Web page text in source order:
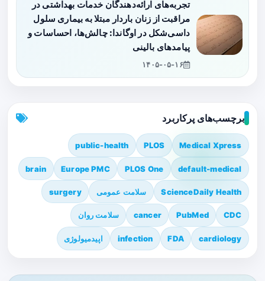
تجربه‌های ارائه‌دهندگان خدمات بهداشتی در
مراقبت از زنان باردار مبتلا به بیماری سلول
داسی‌شکل در اوگاندا: چالش‌ها، احساسات و
پیامدهای بالینی
۱۴۰۵-۰۵-۱۶
برچسب‌های پرکاربرد
Medical Xpress
PLOS
public-health
default-medical
PLOS One
Europe PMC
brain
ScienceDaily Health سلامت عمومی surgery
CDC
PubMed
cancer سلامت روان
cardiology
FDA
infection اپیدمیولوژی